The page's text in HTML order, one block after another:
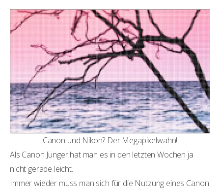
Canon und Nikon? Der Megapixelwahn!
Als Canon Jünger hat man es in den letzten Wochen ja
nicht gerade leicht.
Immer wieder muss man sich für die Nutzung eines Canon